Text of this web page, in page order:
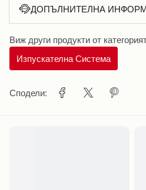
ДОПЪЛНИТЕЛНА
Виж други продукти от
Изпускателна Система
Сподели: